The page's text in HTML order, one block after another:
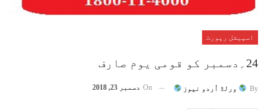
اسپیشل رپورٹ
24؍دسمبر کو قومی یوم صارف
By ورلڈ اُردو نیوز On دسمبر 23, 2018